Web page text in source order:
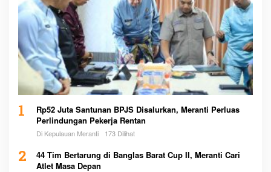
1
Rp52 Juta Santunan BPJS Disalurkan, Meranti Perluas
Perlindungan Pekerja Rentan
Di Kepulauan Meranti 173 Dilihat
2
44 Tim Bertarung di Banglas Barat Cup II, Meranti Cari
Atlet Masa Depan